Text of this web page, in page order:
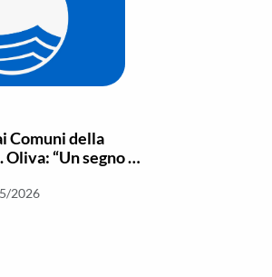
Comuni della
“Un segno di
2026